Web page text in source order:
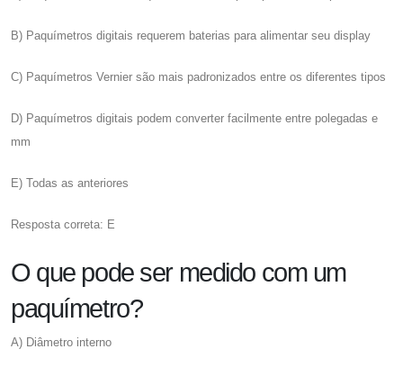
B) Paquímetros digitais requerem baterias para alimentar seu display
C) Paquímetros Vernier são mais padronizados entre os diferentes tipos
D) Paquímetros digitais podem converter facilmente entre polegadas e
mm
E) Todas as anteriores
Resposta correta: E
O que pode ser medido com um
paquímetro?
A) Diâmetro interno